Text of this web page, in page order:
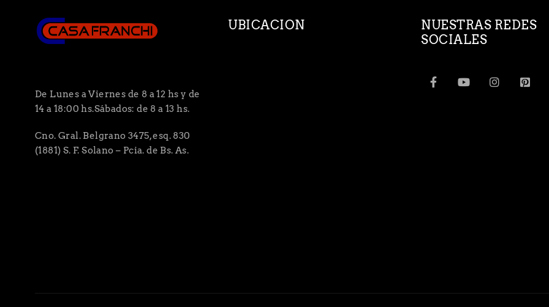
De Lunes a Viernes de 8 a 12 hs y de
14 a 18:00 hs.Sábados: de 8 a 13 hs.
Cno. Gral. Belgrano 3475, esq. 830
(1881) S. F. Solano – Pcia. de Bs. As.
UBICACION
NUESTRAS REDES
SOCIALES